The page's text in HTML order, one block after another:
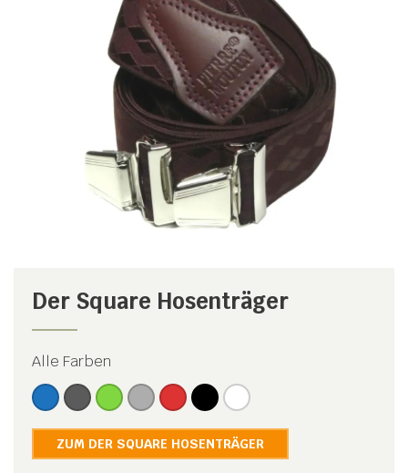
Der Square Hosenträger
Alle Farben
ZUM DER SQUARE HOSENTRÄGER